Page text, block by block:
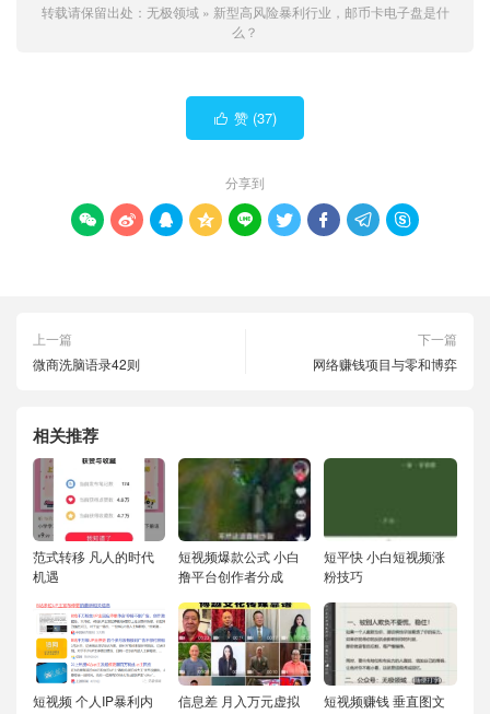
转载请保留出处： 无极领域 » 新型高风险暴利行业，邮币卡电子盘是什
么？
 赞 (37)
分享到
        
上一篇
微商洗脑语录42则
下一篇
网络赚钱项目与零和博弈
相关推荐
范式转移 凡人的时代
机遇
短视频爆款公式 小白
撸平台创作者分成
短平快 小白短视频涨
粉技巧
短视频 个人IP暴利内
信息差 月入万元虚拟
短视频赚钱 垂直图文